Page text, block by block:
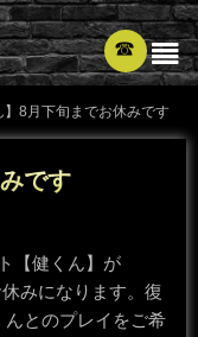
☎︎
】8月下旬までお休みです
です
【健くん】が
みになります。復
とのプレイをご希